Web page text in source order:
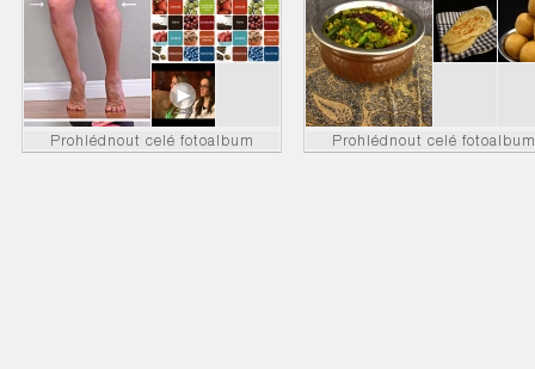
Prohlédnout celé fotoalbum Prohlédnout celé fotoalbum